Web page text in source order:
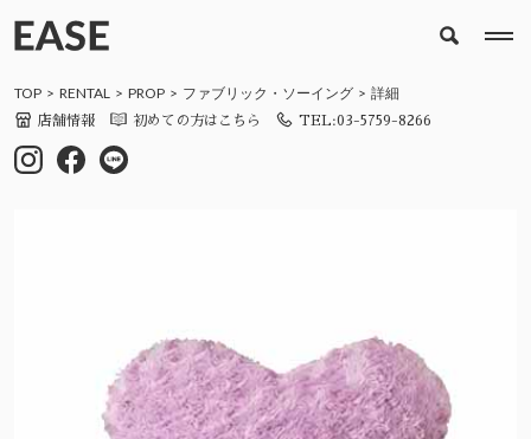
TOP RENTAL PROP ファブリック・ソーイング 詳細
店舗情報 初めての方はこちら TEL:03-5759-8266